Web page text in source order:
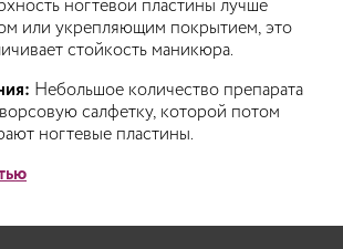
ногтевой пластины лучше
или укрепляющим покрытием, это
стойкость маникюра.
Небольшое количество препарата
салфетку, которой потом
ногтевые пластины.